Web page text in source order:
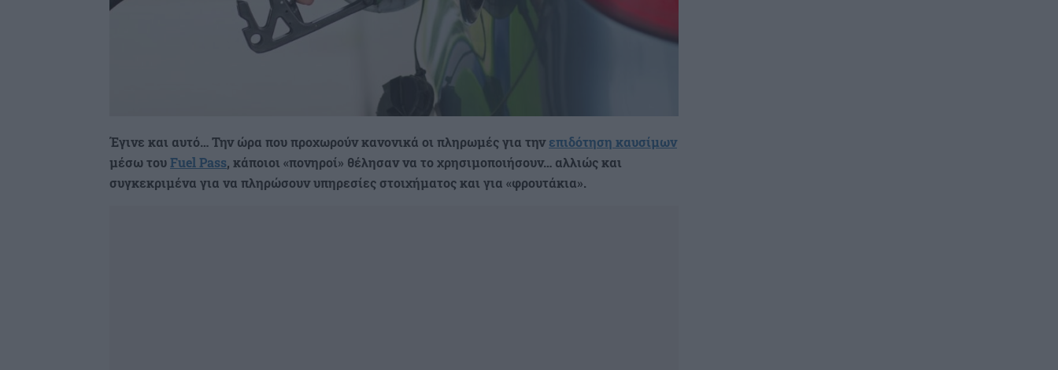
Έγινε και αυτό… Την ώρα που προχωρούν κανονικά οι πληρωμές για τηνεπιδότηση καυσίμων
μέσω τουFuel Pass, κάποιοι «πονηροί» θέλησαν να το χρησιμοποιήσουν… αλλιώς και
συγκεκριμένα για να πληρώσουν υπηρεσίες στοιχήματος και για «φρουτάκια».